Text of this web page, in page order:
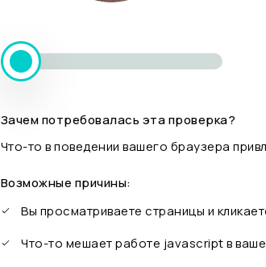
Зачем потребовалась эта проверка?
Что-то в поведении вашего браузера
Возможные причины:
Вы просматриваете страницы и
Что-то мешает работе javascript в